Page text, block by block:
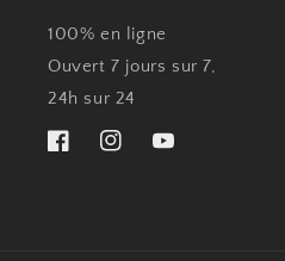
100% en ligne
Ouvert 7 jours sur 7,
24h sur 24
FacebookInstagramYouTube